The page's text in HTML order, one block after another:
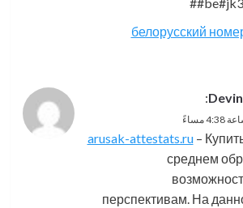
белорусский
:
arusak-attestats.ru–
среднем
перспективам. На